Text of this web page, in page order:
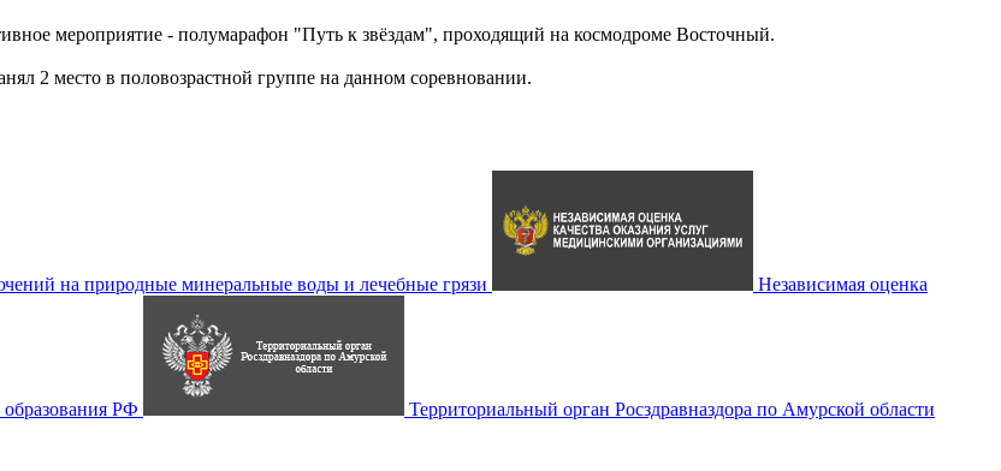
мероприятие - полумарафон "Путь к звёздам", проходящий на космодроме Восточный.
2 место в половозрастной группе на данном соревновании.
на природные минеральные воды и лечебные грязи Независимая оценка
РФ Территориальный орган Росздравназдора по Амурской области